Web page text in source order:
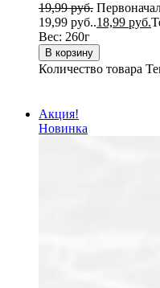
19,99руб.
19,99 руб..18,99 руб.
Вес: 260г
В корзину
Количество товара
Акция!
Новинка